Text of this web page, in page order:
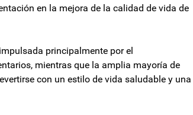
en la mejora de la calidad de vida de
principalmente por el
mientras que la amplia mayoría de
con un estilo de vida saludable y una